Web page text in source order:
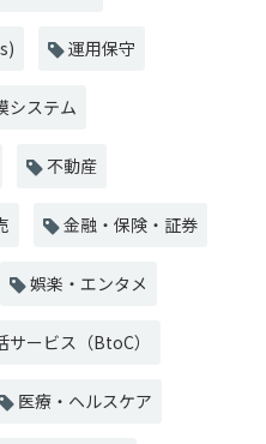
運用保守
システム
不動産
金融・保険・証券
娯楽・エンタメ
サービス（BtoC）
医療・ヘルスケア